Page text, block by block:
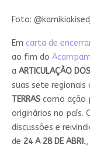
Foto:
Em carta de
ao fim do
a ARTICULAÇÃO
suas sete regionais
TERRAScomo ação
originários no país.
discussões e
de 24 A 28 DE ABRIl,